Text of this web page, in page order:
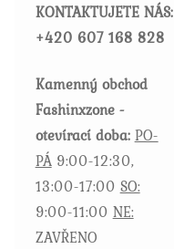
KONTAKTUJETE NÁS:
+420 607 168 828
Kamenný obchod
Fashinxzone -
otevírací doba: PO-
PÁ9:00-12:30,
13:00-17:00 SO:
9:00-11:00 NE:
ZAVŘENO